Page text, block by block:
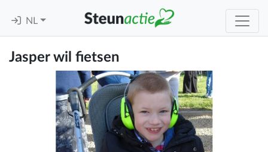
NL
Jasper wil fietsen